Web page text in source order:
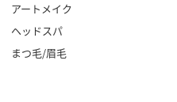
アートメイク
ヘッドスパ
まつ毛/眉毛